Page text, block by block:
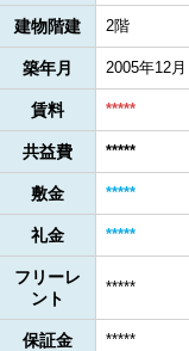
建物階建 2階
築年月 2005年12月
賃料 *****
共益費 *****
敷金 *****
礼金 *****
フリーレ
ント
*****
保証金 *****